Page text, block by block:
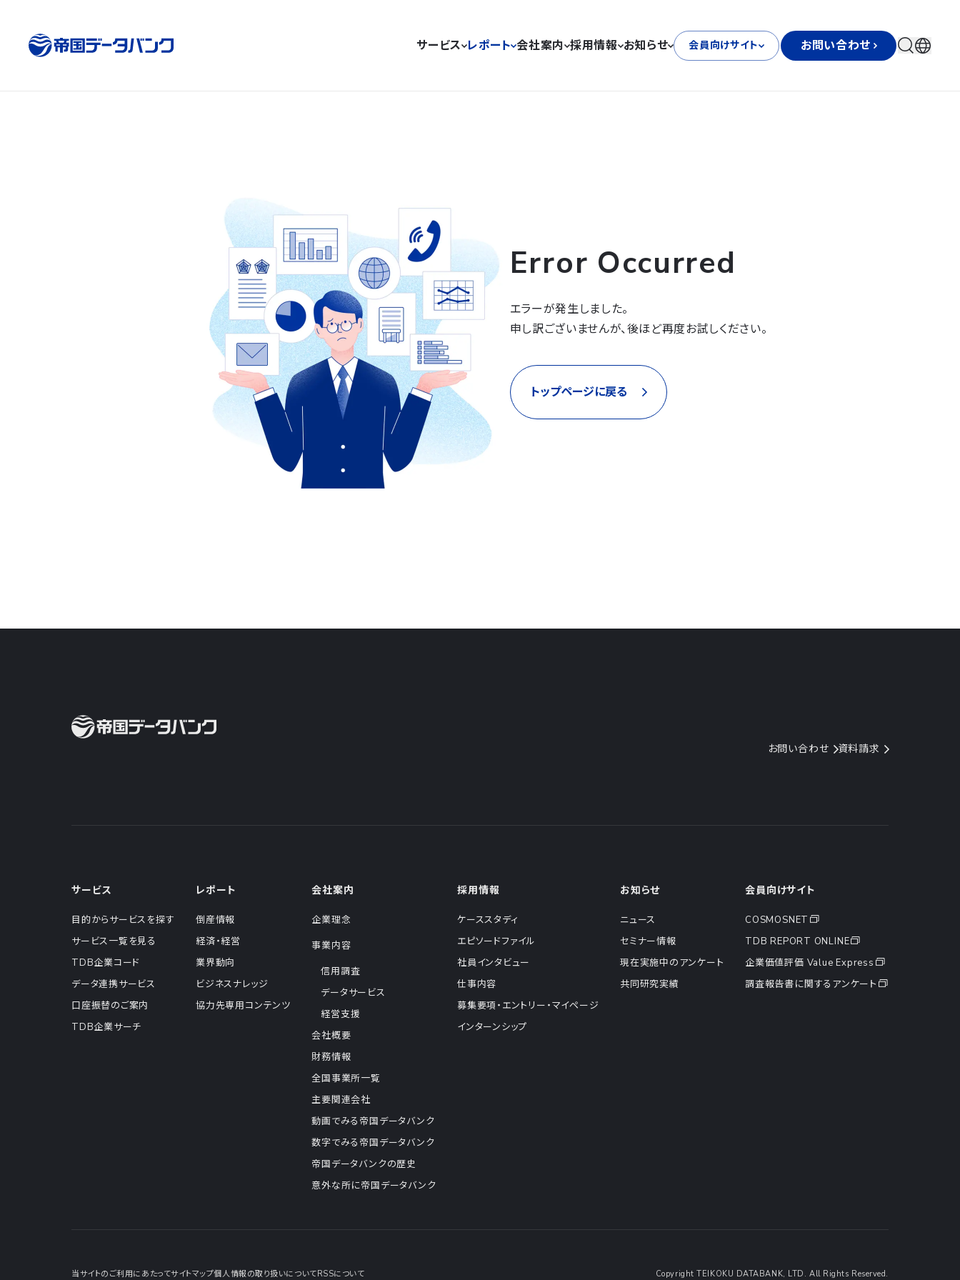
サービス レポート 会社案内 採用情報 お知らせ 会員向けサイト お問い合わせ
Error Occurred
エラーが発生しました。
申し訳ございませんが、後ほど再度お試しください。
トップページに戻る
お問い合わせ 資料請求
サービス
目的からサービスを探す
サービス一覧を見る
TDB企業コード
データ連携サービス
口座振替のご案内
TDB企業サーチ
レポート
倒産情報
経済・経営
業界動向
ビジネスナレッジ
協力先専用コンテンツ
会社案内
企業理念
事業内容
信用調査
データサービス
経営支援
会社概要
財務情報
全国事業所一覧
主要関連会社
動画でみる帝国データバンク
数字でみる帝国データバンク
帝国データバンクの歴史
意外な所に帝国データバンク
採用情報
ケーススタディ
エピソードファイル
社員インタビュー
仕事内容
募集要項・エントリー・マイページ
インターンシップ
お知らせ
ニュース
セミナー情報
現在実施中のアンケート
共同研究実績
会員向けサイト
COSMOSNET
TDB REPORT ONLINE
企業価値評価 Value Express
調査報告書に関するアンケート
当サイトのご利用にあたってサイトマップ個人情報の取り扱いについてRSSについて Copyright TEIKOKU DATABANK, LTD. All Rights Reserved.